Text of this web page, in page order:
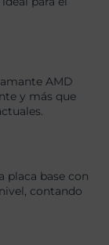
AMD
y más que
placa base con
contando